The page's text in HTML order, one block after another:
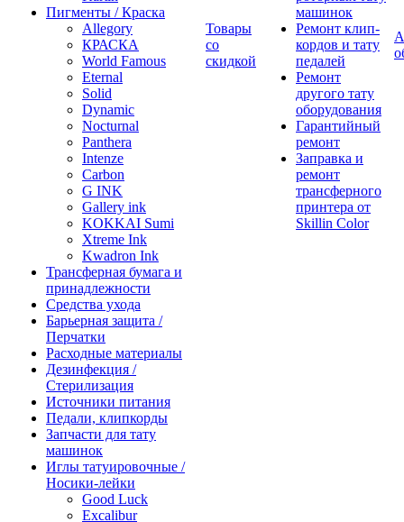
Пигменты / Краска
Allegory
КРАСКА
World Famous
Eternal
Solid
Dynamic
Nocturnal
Panthera
Intenze
Carbon
G INK
Gallery ink
KOKKAI Sumi
Xtreme Ink
Kwadron Ink
Трансферная бумага и
принадлежности
Средства ухода
Барьерная защита /
Перчатки
Расходные материалы
Дезинфекция /
Стерилизация
Источники питания
Педали, клипкорды
Запчасти для тату
машинок
Иглы татуировочные /
Носики-лейки
Good Luck
Excalibur
Товары
со
скидкой
машинок
Ремонт клип-
кордов и тату
педалей
Ремонт
другого тату
оборудования
Гарантийный
ремонт
Заправка и
ремонт
трансферного
принтера от
Skillin Color